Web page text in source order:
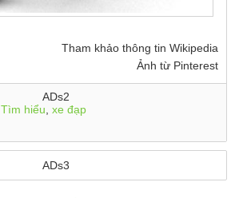
Tham khảo thông tin Wikipedia
Ảnh từ Pinterest
ADs2
,Tìm hiểu ,xe đạp
ADs3